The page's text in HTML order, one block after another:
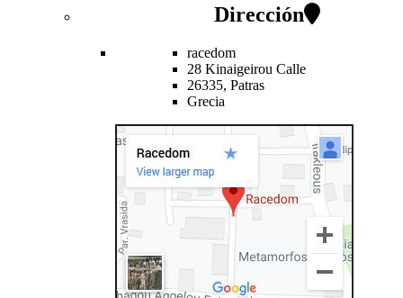
Dirección
racedom
28 Kinaigeirou Calle
26335, Patras
Grecia